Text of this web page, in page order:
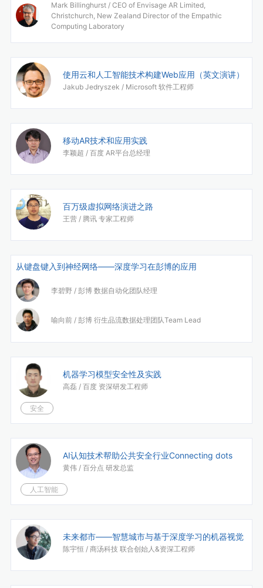
Mark Billinghurst / CEO of Envisage AR Limited,
Christchurch, New Zealand Director of the Empathic
Computing Laboratory
使用云和人工智能技术构建Web应用（英文演讲）
Jakub Jedryszek / Microsoft 软件工程师
移动AR技术和应用实践
李颖超 / 百度 AR平台总经理
百万级虚拟网络演进之路
王营 / 腾讯 专家工程师
从键盘键入到神经网络——深度学习在彭博的应用
李碧野 / 彭博 数据自动化团队经理
喻向前 / 彭博 衍生品流数据处理团队Team Lead
机器学习模型安全性及实践
高磊 / 百度 资深研发工程师
安全
AI认知技术帮助公共安全行业Connecting dots
黄伟 / 百分点 研发总监
人工智能
未来都市——智慧城市与基于深度学习的机器视觉
陈宇恒 / 商汤科技 联合创始人&资深工程师